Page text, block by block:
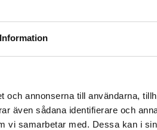
Information
annonserna till användarna,
även sådana identifierare och
vi samarbetar med. Dessa kan i